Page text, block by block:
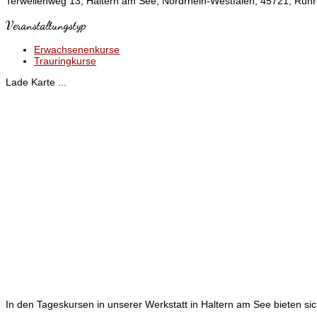
Veranstaltungstyp
Erwachsenenkurse
Trauringkurse
Lade Karte ...
In den Tageskursen in unserer Werkstatt in Haltern am See bieten